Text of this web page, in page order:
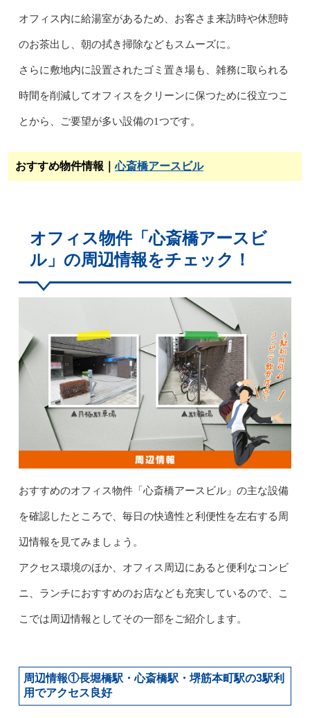
オフィス内に給湯室があるため、お客さま来訪時や休憩時
のお茶出し、朝の拭き掃除などもスムーズに。
さらに敷地内に設置されたゴミ置き場も、雑務に取られる
時間を削減してオフィスをクリーンに保つために役立つこ
とから、ご要望が多い設備の1つです。
おすすめ物件情報｜心斎橋アースビル
オフィス物件「心斎橋アースビ
ル」の周辺情報をチェック！
おすすめのオフィス物件「心斎橋アースビル」の主な設備
を確認したところで、毎日の快適性と利便性を左右する周
辺情報を見てみましょう。
アクセス環境のほか、オフィス周辺にあると便利なコンビ
ニ、ランチにおすすめのお店なども充実しているので、こ
こでは周辺情報としてその一部をご紹介します。
周辺情報①長堀橋駅・心斎橋駅・堺筋本町駅の3駅利
用でアクセス良好